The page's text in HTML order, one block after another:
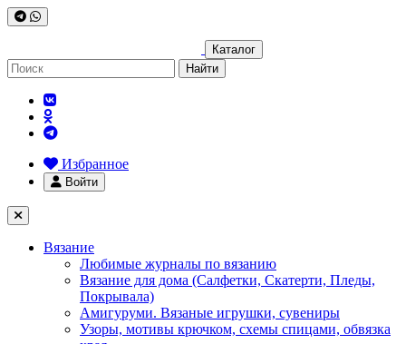
Каталог
Найти
Избранное
Войти
Вязание
Любимые журналы по вязанию
Вязание для дома (Салфетки, Скатерти, Пледы,
Покрывала)
Амигуруми. Вязаные игрушки, сувениры
Узоры, мотивы крючком, схемы спицами, обвязка